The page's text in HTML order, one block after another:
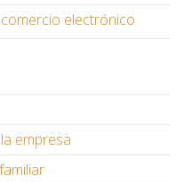
electrónico
empresa